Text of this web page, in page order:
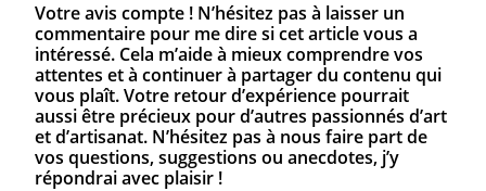
Votre avis compte ! N’hésitez pas à laisser un
commentaire pour me dire si cet article vous a
intéressé. Cela m’aide à mieux comprendre vos
attentes et à continuer à partager du contenu qui
vous plaît. Votre retour d’expérience pourrait
aussi être précieux pour d’autres passionnés d’art
et d’artisanat. N’hésitez pas à nous faire part de
vos questions, suggestions ou anecdotes, j’y
répondrai avec plaisir !